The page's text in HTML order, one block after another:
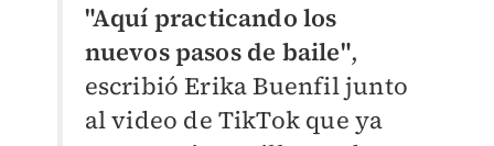
"Aquí practicando los
nuevos pasos de baile",
escribió Erika Buenfil junto
al video de TikTok que ya